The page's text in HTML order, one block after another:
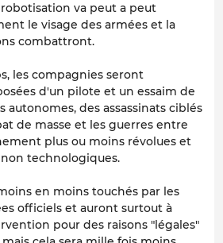
va peut a peut
le visage des armées et la
combattront.
les compagnies seront
d'un pilote et un essaim de
autonomes, des assassinats ciblés
de masse et les guerres entre
plus ou moins révolues et
technologiques.
en moins touchés par les
officiels et auront surtout à
pour des raisons "légales"